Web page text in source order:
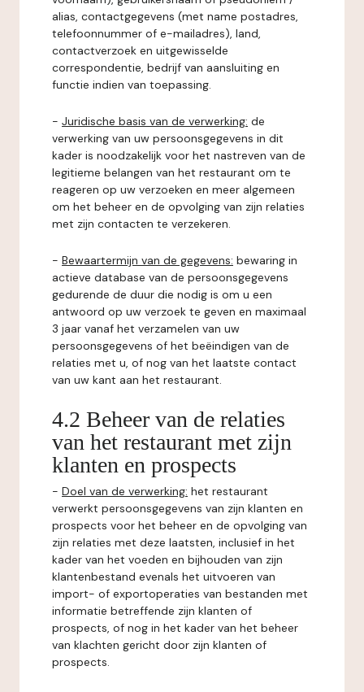
alias, contactgegevens (met name postadres,
telefoonnummer of e-mailadres), land,
contactverzoek en uitgewisselde
correspondentie, bedrijf van aansluiting en
functie indien van toepassing.
- Juridische basis van de verwerking: de
verwerking van uw persoonsgegevens in dit
kader is noodzakelijk voor het nastreven van de
legitieme belangen van het restaurant om te
reageren op uw verzoeken en meer algemeen
om het beheer en de opvolging van zijn relaties
met zijn contacten te verzekeren.
- Bewaartermijn van de gegevens: bewaring in
actieve database van de persoonsgegevens
gedurende de duur die nodig is om u een
antwoord op uw verzoek te geven en maximaal
3 jaar vanaf het verzamelen van uw
persoonsgegevens of het beëindigen van de
relaties met u, of nog van het laatste contact
van uw kant aan het restaurant.
4.2 Beheer van de relaties
van het restaurant met zijn
klanten en prospects
- Doel van de verwerking: het restaurant
verwerkt persoonsgegevens van zijn klanten en
prospects voor het beheer en de opvolging van
zijn relaties met deze laatsten, inclusief in het
kader van het voeden en bijhouden van zijn
klantenbestand evenals het uitvoeren van
import- of exportoperaties van bestanden met
informatie betreffende zijn klanten of
prospects, of nog in het kader van het beheer
van klachten gericht door zijn klanten of
prospects.